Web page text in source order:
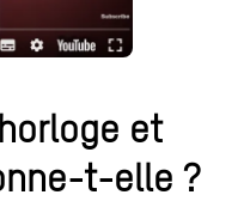
et
t-elle ?